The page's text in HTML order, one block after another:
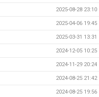
2025-08-28 23:10
2025-04-06 19:45
2025-03-31 13:31
2024-12-05 10:25
2024-11-29 20:24
2024-08-25 21:42
2024-08-25 19:56